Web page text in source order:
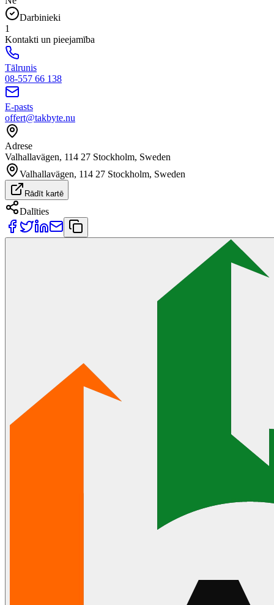
Darbinieki
1
Kontakti un pieejamība
Tālrunis
08-557 66 138
E-pasts
offert@takbyte.nu
Adrese
Valhallavägen, 114 27 Stockholm, Sweden
Valhallavägen, 114 27 Stockholm, Sweden
Rādīt kartē
Dalīties